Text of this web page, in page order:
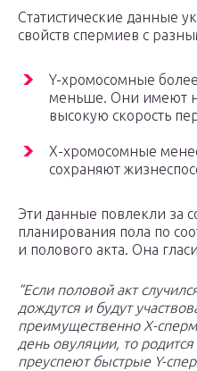
Статистические данные
свойств спермиев с
Y-хромосомные
меньше. Они имеют
высокую скорость
X-хромосомные
сохраняют
Эти данные повлекли за
планирования пола по
и полового акта. Она
“Если половой акт
дождутся и будут
преимущественно X-
день овуляции, то
преуспеют быстрые Y-